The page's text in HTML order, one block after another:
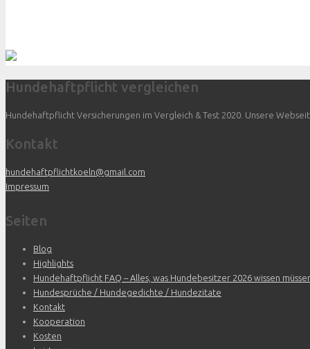
Hundehaftpflicht vergleichen
Hundehaftpflicht Versicherungen im Vergleich & Test 2020. Unsere
Kontakt
hundehaftpflichtkoeln@gmail.com
Impressum
Seiten
Blog
Highlights
Hundehaftpflicht FAQ – Alles, was Hundebesitzer 2026 wissen
Hundesprüche / Hundegedichte / Hundezitate
Kontakt
Kooperation
Kosten